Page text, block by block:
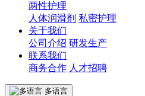
两性护理
人体润滑剂 私密护理
关于我们
公司介绍 研发生产
联系我们
商务合作 人才招聘
多语言